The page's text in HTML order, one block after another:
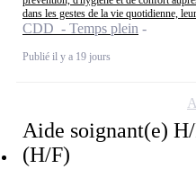
dans les gestes de la vie quotidienne,
CDD - Temps plein
Publié il y a 19 jours
Aide soignant(e)
(H/F)